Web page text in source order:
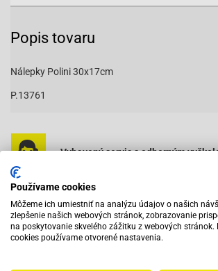
Popis tovaru
Nálepky Polini 30x17cm
P.13761
Vybavený servis s odborným
Pri objednaní do 12:00 tovar zajtra u
Na trhu od roku 2007
Používame cookies
Môžeme ich umiestniť na analýzu údajov o našich
zlepšenie našich webových stránok, zobrazovanie
na poskytovanie skvelého zážitku z webových
cookies používame otvorené nastavenia.